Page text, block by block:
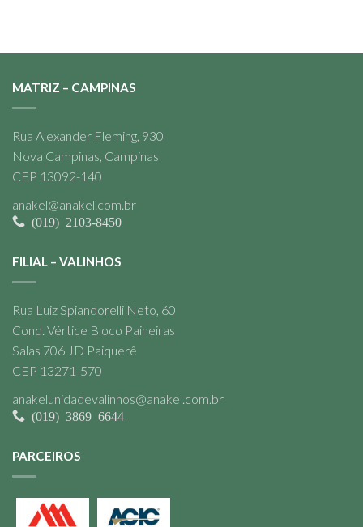
MATRIZ – CAMPINAS
Rua Alexander Fleming, 930
Nova Campinas, Campinas
CEP 13092-140
anakel@anakel.com.br
(019) 2103-8450
FILIAL – VALINHOS
Rua Luiz Spiandorelli Neto, 60
Cond. Vértice Bloco Paineiras
Salas 706 JD Paiquerê
CEP 13271-570
anakelunidadevalinhos@anakel.com.br
(019) 3869 6644
PARCEIROS